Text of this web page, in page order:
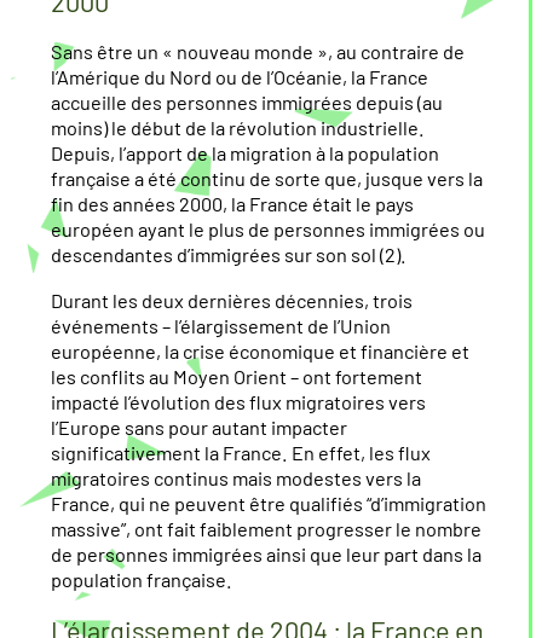
Sans être un « nouveau monde », au contraire de
l’Amérique du Nord ou de l’Océanie, la France
accueille des personnes immigrées depuis (au
moins) le début de la révolution industrielle.
Depuis, l’apport de la migration à la population
française a été continu de sorte que, jusque vers la
fin des années 2000, la France était le pays
européen ayant le plus de personnes immigrées ou
descendantes d’immigrées sur son sol (2).
Durant les deux dernières décennies, trois
événements – l’élargissement de l’Union
européenne, la crise économique et financière et
les conflits au Moyen Orient – ont fortement
impacté l’évolution des flux migratoires vers
l’Europe sans pour autant impacter
significativement la France. En effet, les flux
migratoires continus mais modestes vers la
France, qui ne peuvent être qualifiés “d’immigration
massive”, ont fait faiblement progresser le nombre
de personnes immigrées ainsi que leur part dans la
population française.
L’élargissement de 2004 : la France en